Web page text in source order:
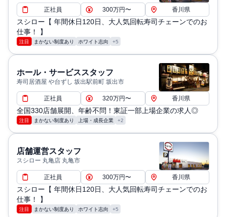
正社員 300万円〜 香川県
スシロー【 年間休日120日、大人気回転寿司チェーンでのお
仕事！ 】
注目 まかない制度あり ホワイト志向 +5
ホール・サービススタッフ
寿司居酒屋 や台ずし 坂出駅前町 坂出市
正社員 320万円〜 香川県
全国330店舗展開、年齢不問！東証一部上場企業の求人◎
注目 まかない制度あり 上場・成長企業 +2
店舗運営スタッフ
スシロー 丸亀店 丸亀市
正社員 300万円〜 香川県
スシロー【 年間休日120日、大人気回転寿司チェーンでのお
仕事！ 】
注目 まかない制度あり ホワイト志向 +5